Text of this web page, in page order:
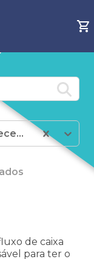
Mais Recentes
de caixa
para ter o